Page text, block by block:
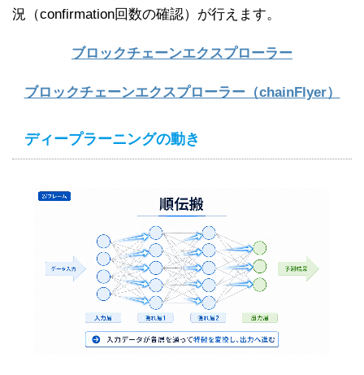
況（confirmation回数の確認）が行えます。
ブロックチェーンエクスプローラー
ブロックチェーンエクスプローラー（chainFlyer）
ディープラーニングの動き